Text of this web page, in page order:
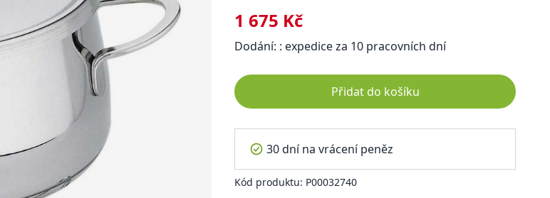
1 675 Kč
Dodání: : expedice za 10 pracovních dní
Přidat do košíku
30 dní na vrácení peněz
Kód produktu: P00032740